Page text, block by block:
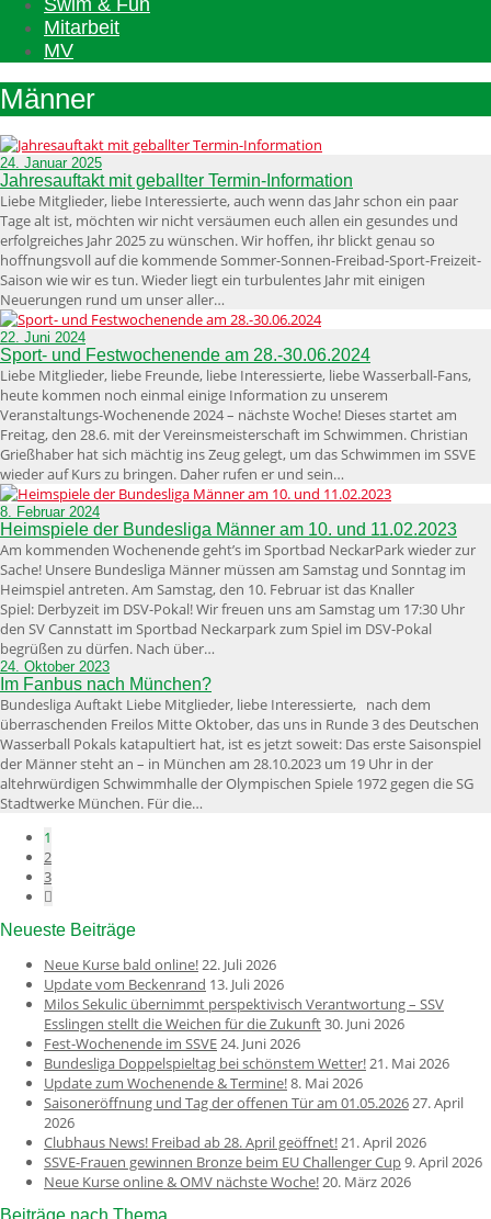
Swim & Fun
Mitarbeit
MV
Männer
24. Januar 2025
Jahresauftakt mit geballter Termin-Information
Liebe Mitglieder, liebe Interessierte, auch wenn das Jahr schon ein paar
Tage alt ist, möchten wir nicht versäumen euch allen ein gesundes und
erfolgreiches Jahr 2025 zu wünschen. Wir hoffen, ihr blickt genau so
hoffnungsvoll auf die kommende Sommer-Sonnen-Freibad-Sport-Freizeit-
Saison wie wir es tun. Wieder liegt ein turbulentes Jahr mit einigen
Neuerungen rund um unser aller…
22. Juni 2024
Sport- und Festwochenende am 28.-30.06.2024
Liebe Mitglieder, liebe Freunde, liebe Interessierte, liebe Wasserball-Fans,
heute kommen noch einmal einige Information zu unserem
Veranstaltungs-Wochenende 2024 – nächste Woche! Dieses startet am
Freitag, den 28.6. mit der Vereinsmeisterschaft im Schwimmen. Christian
Grießhaber hat sich mächtig ins Zeug gelegt, um das Schwimmen im SSVE
wieder auf Kurs zu bringen. Daher rufen er und sein…
8. Februar 2024
Heimspiele der Bundesliga Männer am 10. und 11.02.2023
Am kommenden Wochenende geht’s im Sportbad NeckarPark wieder zur
Sache! Unsere Bundesliga Männer müssen am Samstag und Sonntag im
Heimspiel antreten. Am Samstag, den 10. Februar ist das Knaller
Spiel: Derbyzeit im DSV-Pokal! Wir freuen uns am Samstag um 17:30 Uhr
den SV Cannstatt im Sportbad Neckarpark zum Spiel im DSV-Pokal
begrüßen zu dürfen. Nach über…
24. Oktober 2023
Im Fanbus nach München?
Bundesliga Auftakt Liebe Mitglieder, liebe Interessierte, nach dem
überraschenden Freilos Mitte Oktober, das uns in Runde 3 des Deutschen
Wasserball Pokals katapultiert hat, ist es jetzt soweit: Das erste Saisonspiel
der Männer steht an – in München am 28.10.2023 um 19 Uhr in der
altehrwürdigen Schwimmhalle der Olympischen Spiele 1972 gegen die SG
Stadtwerke München. Für die…
1
2
3
Neueste Beiträge
Neue Kurse bald online!22. Juli 2026
Update vom Beckenrand 13. Juli 2026
Milos Sekulic übernimmt perspektivisch Verantwortung – SSV
Esslingen stellt die Weichen für die Zukunft30. Juni 2026
Fest-Wochenende im SSVE24. Juni 2026
Bundesliga Doppelspieltag bei schönstem Wetter!21. Mai 2026
Update zum Wochenende & Termine!8. Mai 2026
Saisoneröffnung und Tag der offenen Tür am 01.05.202627. April
2026
Clubhaus News! Freibad ab 28. April geöffnet!21. April 2026
SSVE-Frauen gewinnen Bronze beim EU Challenger Cup9. April 2026
Neue Kurse online & OMV nächste Woche!20. März 2026